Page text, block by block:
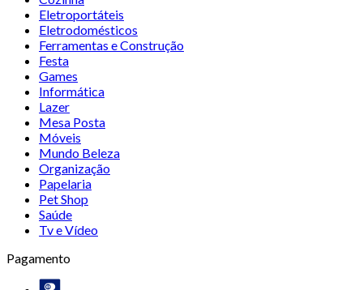
Eletroportáteis
Eletrodomésticos
Ferramentas e Construção
Festa
Games
Informática
Lazer
Mesa Posta
Móveis
Mundo Beleza
Organização
Papelaria
Pet Shop
Saúde
Tv e Vídeo
Pagamento